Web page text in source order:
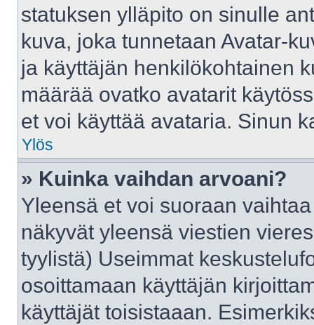
statuksen ylläpito on sinulle
kuva, joka tunnetaan Avatar-
ja käyttäjän henkilökohtainen
määrää ovatko avatarit
et voi käyttää avataria. Sinun
Ylös
» Kuinka vaihdan arvoani?
Yleensä et voi suoraan
näkyvät yleensä viestien
tyylistä) Useimmat
osoittamaan käyttäjän
käyttäjät toisistaaan.